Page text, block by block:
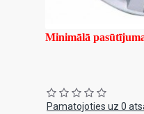
Minimālā
Pamatojoties uz 0